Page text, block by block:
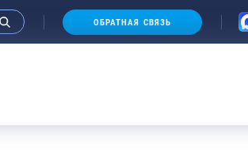
ОБРАТНАЯ СВЯЗЬ